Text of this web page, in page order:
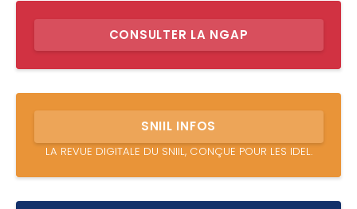
CONSULTER LA NGAP
SNIIL INFOS
LA REVUE DIGITALE DU SNIIL, CONÇUE POUR LES IDEL.